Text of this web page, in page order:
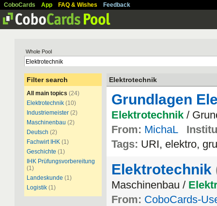
CoboCards App FAQ & Wishes Feedback
Whole Pool
Filter search
All main topics (24)
Elektrotechnik (10)
Industriemeister (2)
Maschinenbau (2)
Deutsch (2)
Fachwirt IHK (1)
Geschichte (1)
IHK Prüfungsvorbereitung
(1)
Landeskunde (1)
Logistik (1)
Elektrotechnik
Grundlagen
Elektrotechnik /
From: MichaL
Tags: URI, elektro,
Elektrotechnik
Maschinenbau /
From: CoboCards-